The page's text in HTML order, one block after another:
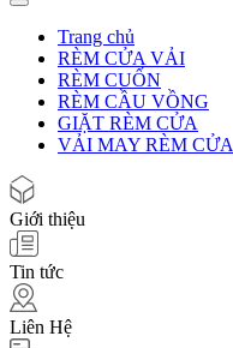
Trang chủ
RÈM CỬA VẢI
RÈM CUỐN
RÈM CẦU VỒNG
GIẶT RÈM CỬA
VẢI MAY RÈM CỬA
Giới thiệu
Tin tức
Liên Hệ